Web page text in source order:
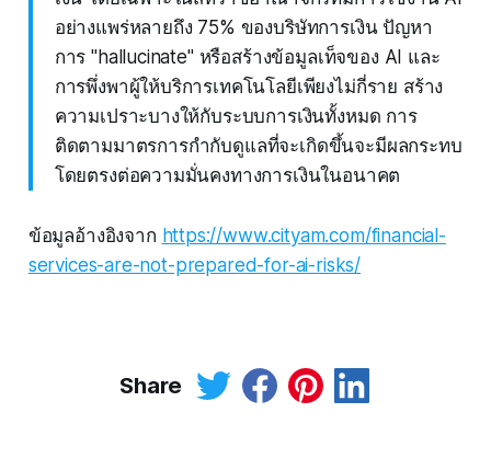
อย่างแพร่หลายถึง 75% ของบริษัทการเงิน ปัญหา
การ "hallucinate" หรือสร้างข้อมูลเท็จของ AI และ
การพึ่งพาผู้ให้บริการเทคโนโลยีเพียงไม่กี่ราย สร้าง
ความเปราะบางให้กับระบบการเงินทั้งหมด การ
ติดตามมาตรการกำกับดูแลที่จะเกิดขึ้นจะมีผลกระทบ
โดยตรงต่อความมั่นคงทางการเงินในอนาคต
ข้อมูลอ้างอิงจาก https://www.cityam.com/financial-
services-are-not-prepared-for-ai-risks/
Share